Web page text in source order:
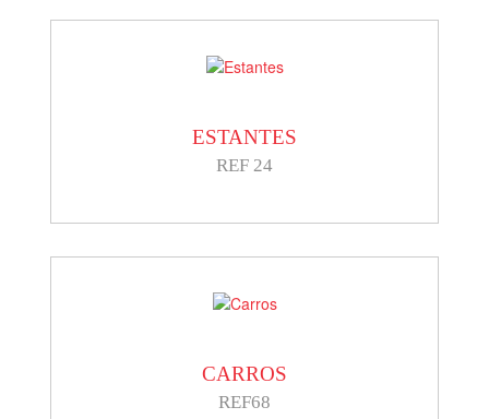
ESTANTES
REF 24
CARROS
REF68